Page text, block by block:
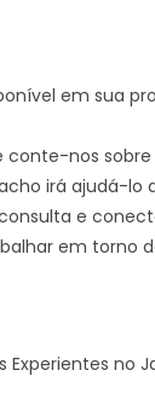
em sua
conte-nos
irá ajudá-lo
e
em torno
Experientes no